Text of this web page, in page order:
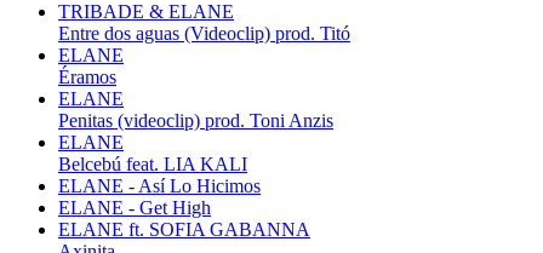
TRIBADE & ELANE
Entre dos aguas (Videoclip) prod. Titó
ELANE
Éramos
ELANE
Penitas (videoclip) prod. Toni Anzis
ELANE
Belcebú feat. LIA KALI
ELANE - Así Lo Hicimos
ELANE - Get High
ELANE ft. SOFIA GABANNA